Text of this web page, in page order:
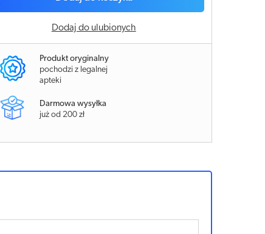
Dodaj do ulubionych
Produkt oryginalny
pochodzi z legalnej
apteki
Darmowa wysyłka
już od 200 zł